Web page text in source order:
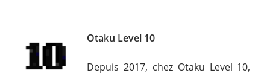
Otaku Level 10
Depuis 2017, chez Otaku Level 10,